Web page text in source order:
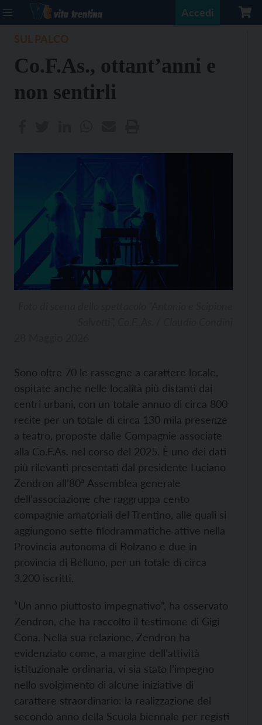
Accedi
Co.F.As., ottant’anni e
non sentirli
Sono oltre 70 le rassegne a carattere locale,
ospitate anche nelle località più distanti dai
centri urbani, con un totale annuo di circa 800
recite per un totale di circa 130 mila presenze
a teatro, proposte dalle Compagnie associate
alla Co.F.As. nel corso del 2025. È uno dei dati
più rilevanti presentati dal presidente Luciano
Zendron all’80ª Assemblea generale
dell’associazione che raggruppa cento
compagnie amatoriali del Trentino, alle quali si
aggiungono sette filodrammatiche attive nella
Provincia autonoma di Bolzano e due in
provincia di Belluno, per un totale di circa
3.200 iscritti.
“Un anno piuttosto impegnativo”, ha osservato
Zendron, che ha raccolto il testimone di Gigi
Cona. Nella sua relazione, Zendron ha
evidenziato come, a margine dell’attività
istituzionale ordinaria, vi sia stato l’impegno
nello svolgimento di alcune iniziative di
carattere straordinario: la realizzazione del
secondo anno della Scuola biennale per registi